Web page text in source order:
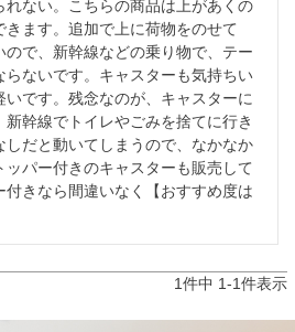
れない。こちらの商品は上があくの
ます。追加で上に荷物をのせて
ので、新幹線などの乗り物で、テー
らないです。キャスターも気持ちい
です。残念なのが、キャスターに
幹線でトイレやごみを捨てに行き
しだと動いてしまうので、なかなか
ッパー付きのキャスターも販売して
きなら間違いなく【おすすめ度は
1件中 1-1件表示